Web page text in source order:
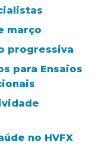
março
progressiva
para Ensaios
no HVFX